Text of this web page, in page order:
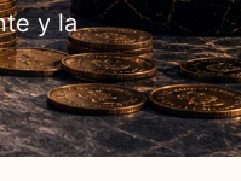
y la